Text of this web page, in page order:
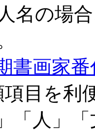
名の場
書画家
項目を利
「人」